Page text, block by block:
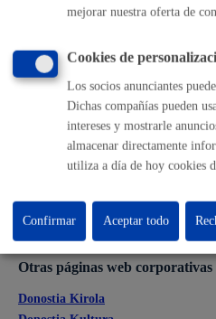
Enlaces útiles
Ofertas de empleo
Perfil del contratante
Sede electrónica
Mapas - GeoDonostia
Mapa web
Otras páginas web corporativas
Donostia Kirola
mejorar nuestra oferta de
Cookies de
Los socios anunciantes
Dichas compañías pueden
intereses y mostrarle
almacenar directamente
utiliza a día de hoy cookies
Confirmar Aceptar todo